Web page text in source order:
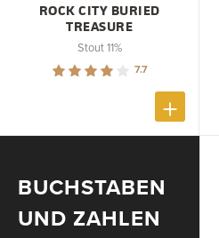
ROCK CITY BURIED
TREASURE
Stout 11%
7.7
BUCHSTABEN
UND ZAHLEN